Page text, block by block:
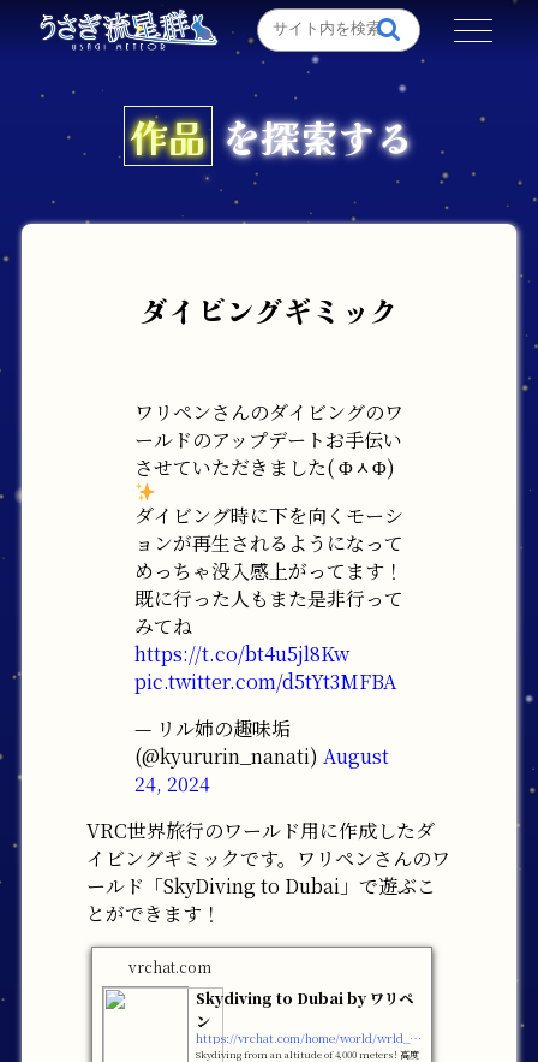
作品 を探索する
ダイビングギミック
ワリペンさんのダイビングのワ
ールドのアップデートお手伝い
させていただきました( ΦᆺΦ)
ダイビング時に下を向くモーシ
ョンが再生されるようになって
めっちゃ没入感上がってます！
既に行った人もまた是非行って
みてね
https://t.co/bt4u5jl8Kw
pic.twitter.com/d5tYt3MFBA
— リル姉の趣味垢
(@kyururin_nanati) August
24, 2024
VRC世界旅行のワールド用に作成したダ
イビングギミックです。ワリペンさんのワ
ールド「SkyDiving to Dubai」で遊ぶこ
とができます！
vrchat.com
Skydiving to Dubai by ワリペ
ン
https://vrchat.com/home/world/wrld_ef82e73d-e399-4f3c-9cb6-02bc01d613e5
Skydiving from an altitude of 4‚000 metersǃ 高度